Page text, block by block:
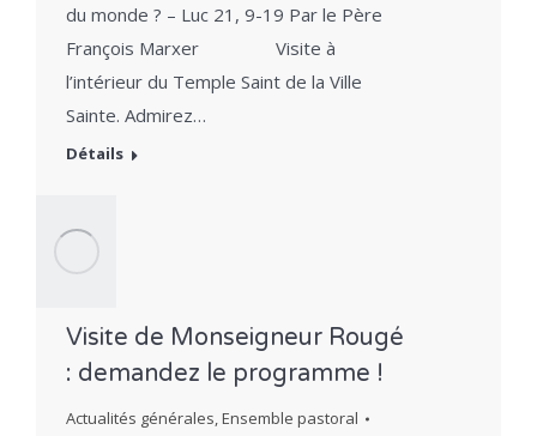
du monde ? – Luc 21, 9-19 Par le Père
François Marxer Visite à
l’intérieur du Temple Saint de la Ville
Sainte. Admirez…
Détails
Visite de Monseigneur Rougé
: demandez le programme !
Actualités générales,Ensemble pastoral